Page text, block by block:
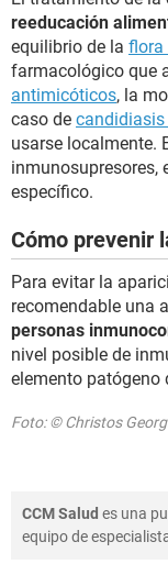
reeducación
equilibrio de la flora
farmacológico que
antimicóticos, la
caso de candidiasis
usarse localmente.
inmunosupresores,
específico.
Cómo prevenir
Para evitar la
recomendable una
personas
nivel posible de
elemento patógeno
Foto: © Christos
CCM Salud es una
equipo de